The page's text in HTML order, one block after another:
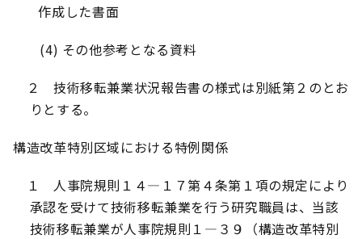
作成した書面
(4) その他参考となる資料
２ 技術移転兼業状況報告書の様式は別紙第２のとお
りとする。
構造改革特別区域における特例関係
１ 人事院規則１４― １７第４条第１項の規定により
承認を受けて技術移転兼業を行う研究職員は、当該
技術移転兼業が人事院規則１ ― ３９（構造改革特別